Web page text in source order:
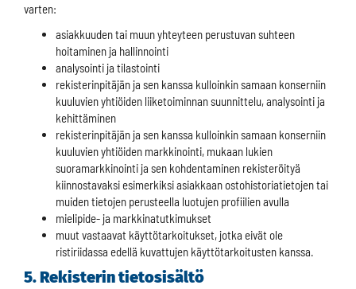
varten:
asiakkuuden tai muun yhteyteen perustuvan suhteen
hoitaminen ja hallinnointi
analysointi ja tilastointi
rekisterinpitäjän ja sen kanssa kulloinkin samaan konserniin
kuuluvien yhtiöiden liiketoiminnan suunnittelu, analysointi ja
kehittäminen
rekisterinpitäjän ja sen kanssa kulloinkin samaan konserniin
kuuluvien yhtiöiden markkinointi, mukaan lukien
suoramarkkinointi ja sen kohdentaminen rekisteröityä
kiinnostavaksi esimerkiksi asiakkaan ostohistoriatietojen tai
muiden tietojen perusteella luotujen profiilien avulla
mielipide- ja markkinatutkimukset
muut vastaavat käyttötarkoitukset, jotka eivät ole
ristiriidassa edellä kuvattujen käyttötarkoitusten kanssa.
5. Rekisterin tietosisältö